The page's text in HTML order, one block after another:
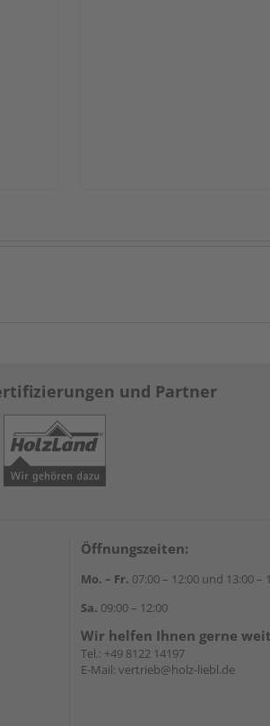
und Partner
Öffnungszeiten:
Mo. – Fr. 07:00 – 12:00 und 13:00 –
Sa. 09:00 – 12:00
Wir helfen Ihnen gerne
Tel.: +49 8122 14197
E-Mail: vertrieb@holz-liebl.de